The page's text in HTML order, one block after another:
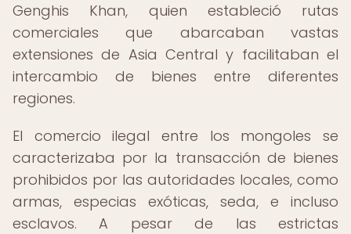
Genghis Khan, quien estableció rutas
comerciales que abarcaban vastas
extensiones de Asia Central y facilitaban el
intercambio de bienes entre diferentes
regiones.
El comercio ilegal entre los mongoles se
caracterizaba por la transacción de bienes
prohibidos por las autoridades locales, como
armas, especias exóticas, seda, e incluso
esclavos. A pesar de las estrictas